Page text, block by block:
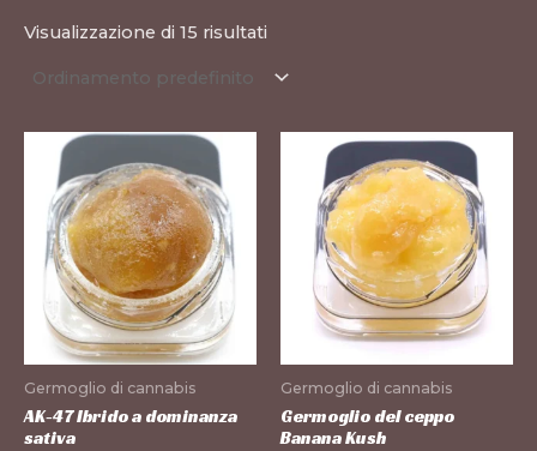
Visualizzazione di 15 risultati
Germoglio di cannabis
AK-47 Ibrido a dominanza
sativa
Questo
prodotto
ha
più
varianti.
Le
opzioni
essere
Germoglio di cannabis
Germoglio del ceppo
Banana Kush
Questo
prodotto
ha
più
varianti.
Le
opzioni